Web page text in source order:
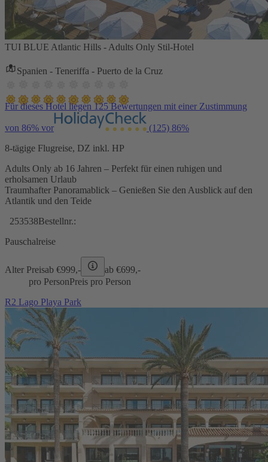
TUI BLUE Atlantic Hills - Adults Only Stil-Hotel
Spanien - Teneriffa - Puerto de la Cruz
Für dieses Hotel liegen 125 Bewertungen mit einer Zustimmung
von 86% vor (125) 86%
8-tägige Flugreise, DZ inkl. HP
Adults Only ab 16 Jahren – Perfekt für einen ruhigen und
erholsamen Urlaub
Traumhafter Panoramablick – Genießen Sie den Ausblick auf den
Atlantik und den Teide
253538Bestellnr.:
Pauschalreise
Alter Preisab €999,- ab €699,-
pro PersonPreis pro Person
R2 Lago Playa Park